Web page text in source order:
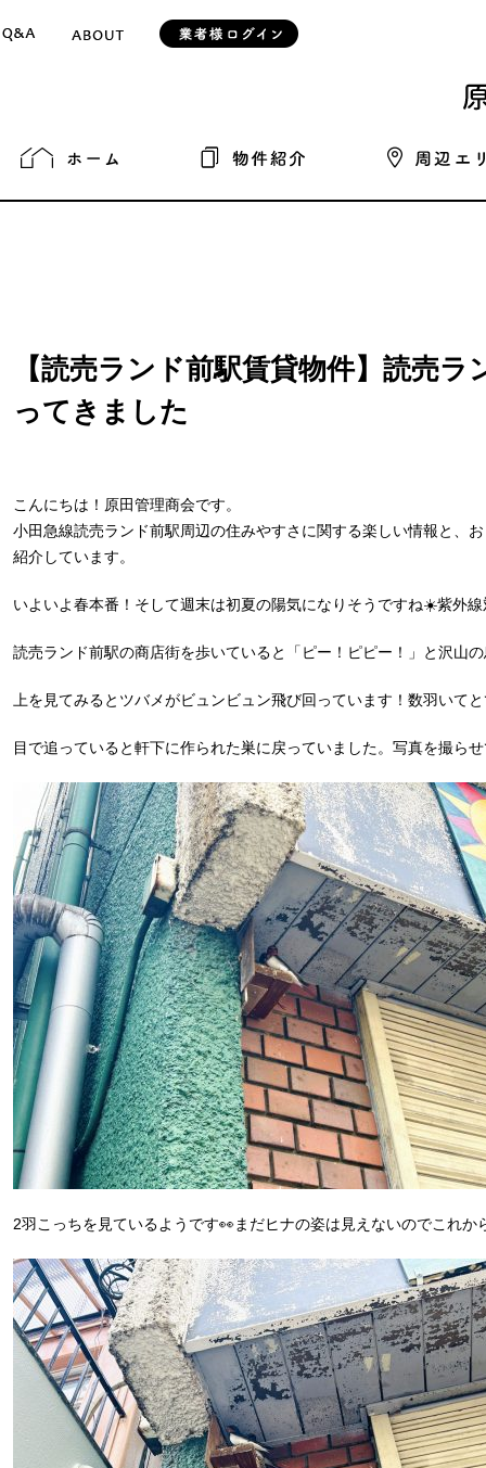
【読売ランド前駅賃貸物件】読売
ってきました
こんにちは！原田管理商会です。
小田急線読売ランド前駅周辺の住みやすさに関する楽しい情報と、
紹介しています。
いよいよ春本番！そして週末は初夏の陽気になりそうですね☀️紫外
読売ランド前駅の商店街を歩いていると「ピー！ピピー！」と沢山
上を見てみるとツバメがビュンビュン飛び回っています！数羽いて
目で追っていると軒下に作られた巣に戻っていました。写真を撮ら
2羽こっちを見ているようです👀まだヒナの姿は見えないのでこれか